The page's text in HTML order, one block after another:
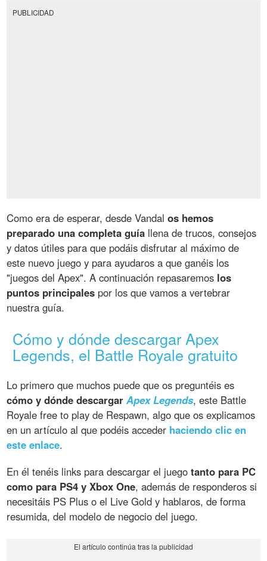
PUBLICIDAD
Como era de esperar, desde Vandalos hemos
preparado una completa guía llena de trucos, consejos
y datos útiles para que podáis disfrutar al máximo de
este nuevo juego y para ayudaros a que ganéis los
"juegos del Apex". A continuación repasaremos los
puntos principales por los que vamos a vertebrar
nuestra guía.
Cómo y dónde descargar Apex
Legends, el Battle Royale gratuito
Lo primero que muchos puede que os preguntéis es
cómo y dónde descargar Apex Legends, este Battle
Royale free to play de Respawn, algo que os explicamos
en un artículo al que podéis acceder haciendo clic en
este enlace.
En él tenéis links para descargar el juegotanto para PC
como para PS4 y Xbox One, además de responderos si
necesitáis PS Plus o el Live Gold y hablaros, de forma
resumida, del modelo de negocio del juego.